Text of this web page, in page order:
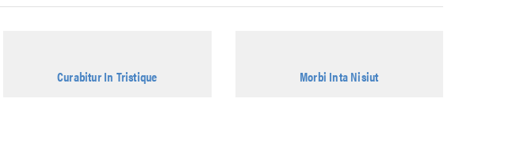
Curabitur In Tristique Morbi Inta Nisiut